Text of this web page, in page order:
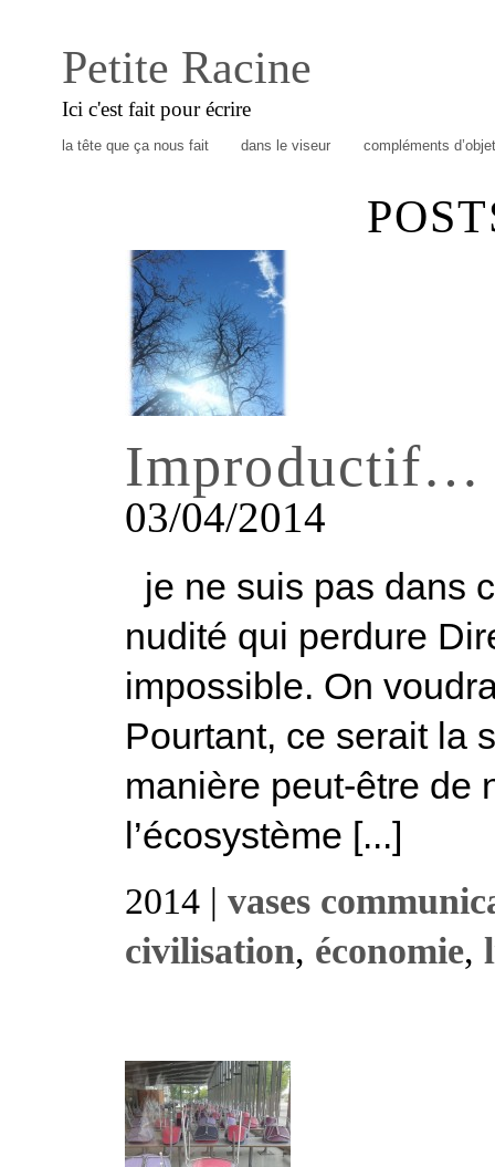
Petite Racine
Ici c'est fait pour écrire
la tête que ça nous fait dans le viseur compléments
Improductif…
03/04/2014
je ne suis pas dans
nudité qui perdure
impossible. On
Pourtant, ce serait la
manière peut-être de
l’écosystème [...]
2014 | vases
civilisation, économie,